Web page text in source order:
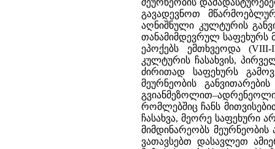
მეურნეობის
გავადევნოთ
აღნიშნული კულტურის
თანამიმდევრულ
ეპოქებს ემთხვეოდა
კულტურის ჩასახვის,
ძირითად საფეხურს
მეურნეობის
რომლებშიც ჩანს
ჩასახვა, მეორე საფეხური
მიმდინარეობს
ვათავსებთ დასავლეთ